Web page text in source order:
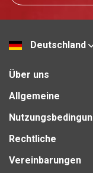
Deutschland
Über uns
Allgemeine
Rechtliche
Vereinbarungen